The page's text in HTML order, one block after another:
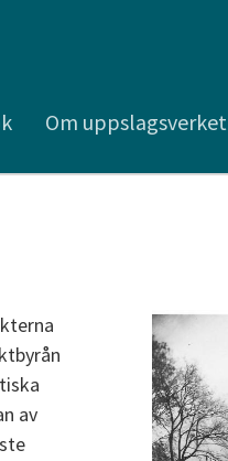
Om uppslagsverket
av